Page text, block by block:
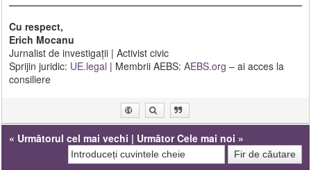
Cu respect,
Erich Mocanu
Jurnalist de investigații | Activist civic
Sprijin juridic: UE.legal | Membrii AEBS:AEBS.org – ai acces la
consiliere
« Următorul cel mai vechi | Următor Cele mai noi »